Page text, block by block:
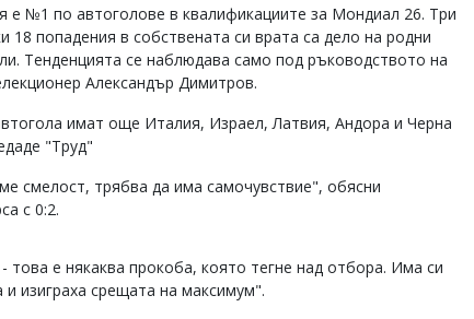
е №1 по автоголове в квалификациите за Мондиал 26. Три
18 попадения в собствената си врата са дело на родни
Тенденцията се наблюдава само под ръководството на
Александър Димитров.
имат още Италия, Израел, Латвия, Андора и Черна
"Труд"
смелост, трябва да има самочувствие", обясни
с 0:2.
е някаква прокоба, която тегне над отбора. Има си
и изиграха срещата на максимум".